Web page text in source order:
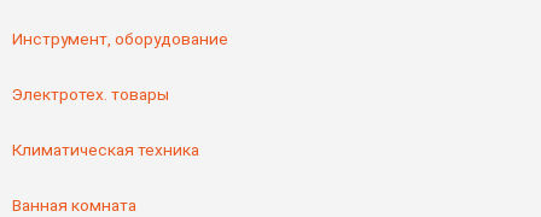
Инструмент, оборудование
Электротех. товары
Климатическая техника
Ванная комната